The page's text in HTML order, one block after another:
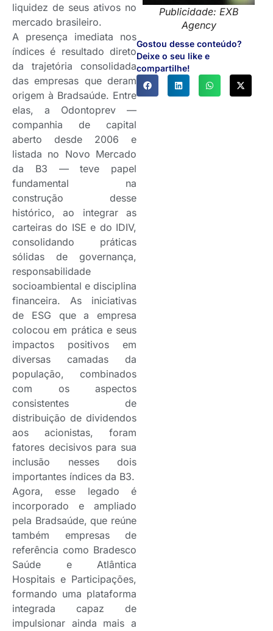
Publicidade: EXB
Agency
Gostou desse conteúdo?
Deixe o seu like e
compartilhe!
liquidez de seus ativos no
mercado brasileiro.
A presença imediata nos
índices é resultado direto
da trajetória consolidada
das empresas que deram
origem à Bradsaúde. Entre
elas, a Odontoprev —
companhia de capital
aberto desde 2006 e
listada no Novo Mercado
da B3 — teve papel
fundamental na
construção desse
histórico, ao integrar as
carteiras do ISE e do IDIV,
consolidando práticas
sólidas de governança,
responsabilidade
socioambiental e disciplina
financeira. As iniciativas
de ESG que a empresa
colocou em prática e seus
impactos positivos em
diversas camadas da
população, combinados
com os aspectos
consistentes de
distribuição de dividendos
aos acionistas, foram
fatores decisivos para sua
inclusão nesses dois
importantes índices da B3.
Agora, esse legado é
incorporado e ampliado
pela Bradsaúde, que reúne
também empresas de
referência como Bradesco
Saúde e Atlântica
Hospitais e Participações,
formando uma plataforma
integrada capaz de
impulsionar ainda mais a